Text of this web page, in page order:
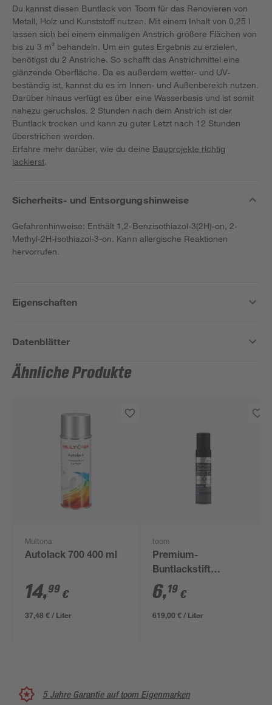
Du kannst diesen Buntlack von Toom für das Renovieren von
Metall, Holz und Kunststoff nutzen. Mit einem Inhalt von 0,25 l
lassen sich bei einem einmaligen Anstrich größere Flächen von
bis zu 3 m² behandeln. Um ein gutes Ergebnis zu erzielen,
benötigst du 2 Anstriche. So schafft das Anstrichmittel eine
glänzende Oberfläche. Da es außerdem wetter- und UV-
beständig ist, kannst du es im Innen- und Außenbereich nutzen.
Darüber hinaus verfügt es über eine Wasserbasis und ist somit
nahezu geruchslos. 2 Stunden nach dem Anstrich ist der
Buntlack trocken und kann zu guter Letzt nach 12 Stunden
überstrichen werden.
Erfahre mehr darüber, wie du deine Bauprojekte richtig
lackierst.
Sicherheits- und Entsorgungshinweise
Gefahrenhinweise: Enthält 1,2-Benzisothiazol-3(2H)-on, 2-
Methyl-2H-Isothiazol-3-on. Kann allergische Reaktionen
hervorrufen.
Eigenschaften
Datenblätter
Ähnliche Produkte
Multona
Autolack 700 400 ml
14,99 €
37,48 € / Liter
toom
Premium-
Buntlackstift
enzianblau glänzend
12 ml
6,19 €
619,00 € / Liter
5 Jahre Garantie auf toom Eigenmarken